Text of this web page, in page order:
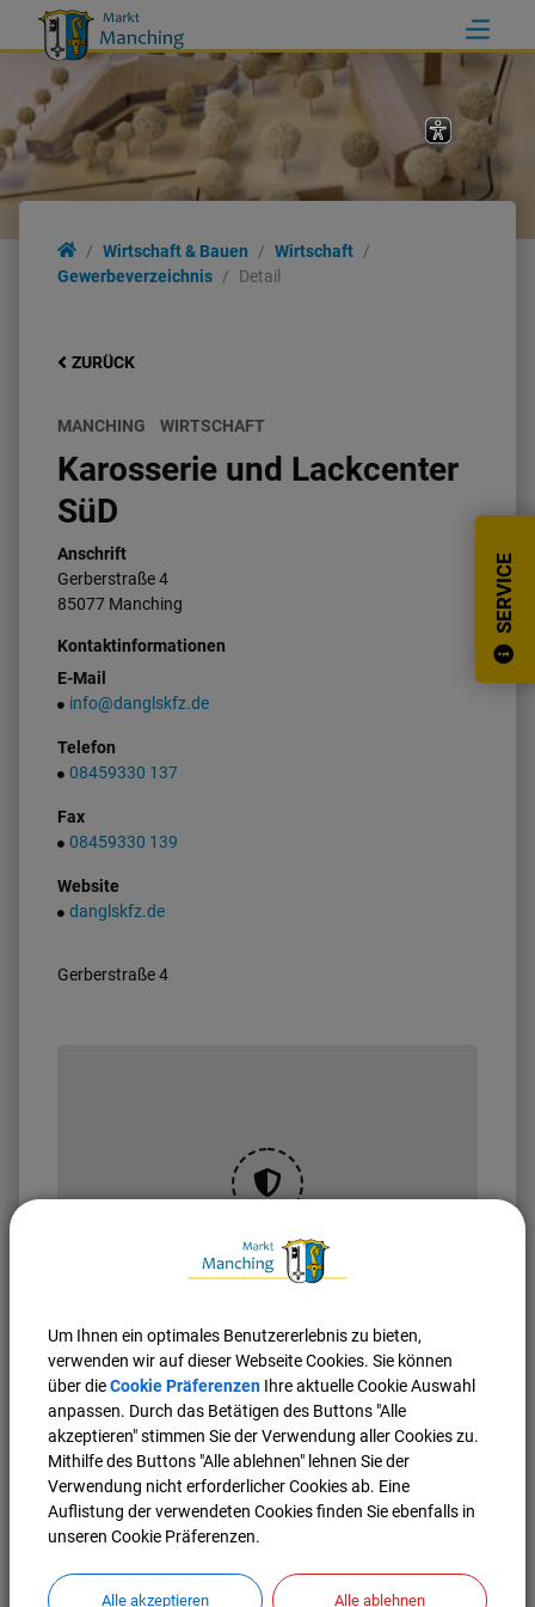
SERVICE
Wirtschaft & Bauen
Wirtschaft
Gewerbeverzeichnis
Detail
ZURÜCK
MANCHING WIRTSCHAFT
Karosserie und Lackcenter
SüD
Gerberstraße 4
Anschrift
Gerberstraße4
85077 Manching
Kontaktinformationen
E-Mail
info@danglskfz.de
Telefon
08459330 137
Fax
08459330 139
Website
danglskfz.de
OpenStreetMap wird
derzeit nicht angezeigt
Bitte aktivieren Sie "OpenStreetMap" in Ihren
Cookies Anpassen
Um Ihnen ein optimales Benutzererlebnis zu bieten,
verwenden wir auf dieser Webseite Cookies. Sie können
über dieCookie Präferenzen Ihre aktuelle Cookie Auswahl
anpassen. Durch das Betätigen des Buttons "Alle
akzeptieren" stimmen Sie der Verwendung aller Cookies zu.
Mithilfe des Buttons "Alle ablehnen" lehnen Sie der
Verwendung nicht erforderlicher Cookies ab. Eine
Auflistung der verwendeten Cookies finden Sie ebenfalls in
unseren Cookie Präferenzen.
Alle akzeptieren Alle ablehnen